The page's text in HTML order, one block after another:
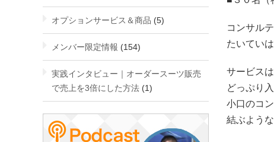
コンサル
たいてい
サービス
どっぷり
小口のコ
結ぶよう
オプションサービス＆商品 (5)
メンバー限定情報 (154)
実践インタビュー｜オーダースーツ販売
で売上を3倍にした方法 (1)